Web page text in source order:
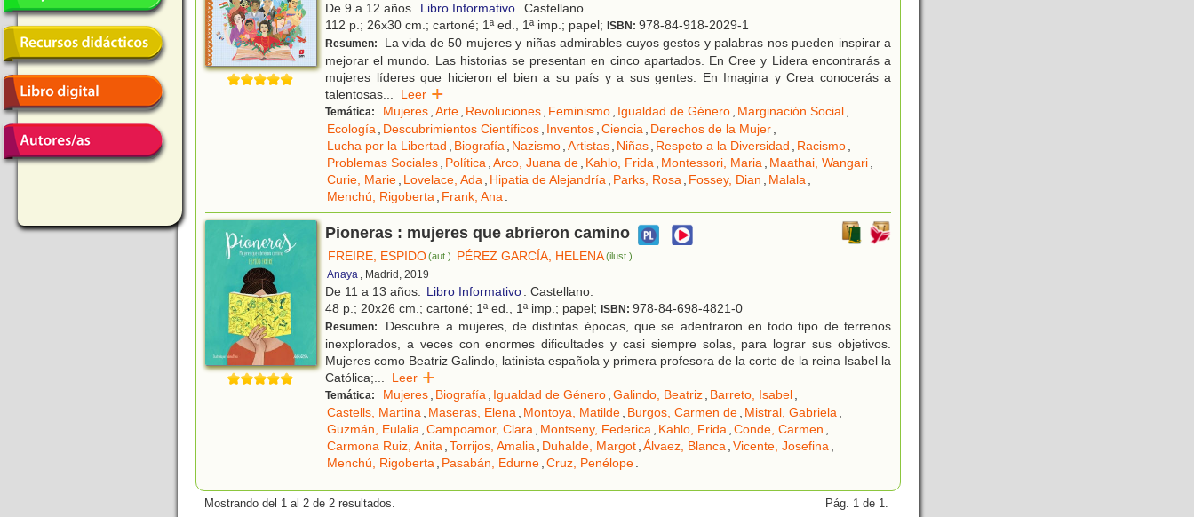
De 9 a 12 años. Libro Informativo. Castellano.
112 p.; 26x30 cm.; cartoné; 1ª ed., 1ª imp.; papel; ISBN: 978-84-918-2029-1
Resumen:
La vida de 50 mujeres y niñas admirables cuyos gestos y palabras nos pueden inspirar a
mejorar el mundo. Las historias se presentan en cinco apartados. En Cree y Lidera encontrarás a
mujeres líderes que hicieron el bien a su país y a sus gentes. En Imagina y Crea conocerás a
talentosas... Leer
Temática: Mujeres,Arte, Revoluciones, Feminismo, Igualdad de Género, Marginación Social,
Ecología, Descubrimientos Científicos, Inventos,Ciencia, Derechos de la Mujer,
Lucha por la Libertad , Biografía, Nazismo,Artistas, Niñas, Respeto a la Diversidad , Racismo,
Problemas Sociales, Política,Arco, Juana de, Kahlo, Frida, Montessori, Maria, Maathai, Wangari,
Curie, Marie, Lovelace, Ada, Hipatia de Alejandría, Parks, Rosa, Fossey, Dian , Malala,
Menchú, Rigoberta, Frank, Ana.
Pioneras : mujeres que abrieron camino
FREIRE, ESPIDO(aut.) PÉREZ GARCÍA, HELENA(ilust.)
Anaya , Madrid, 2019
De 11 a 13 años. Libro Informativo. Castellano.
48 p.; 20x26 cm.; cartoné; 1ª ed., 1ª imp.; papel; ISBN: 978-84-698-4821-0
Resumen:
Descubre a mujeres, de distintas épocas, que se adentraron en todo tipo de terrenos
inexplorados, a veces con enormes dificultades y casi siempre solas, para lograr sus objetivos.
Mujeres como Beatriz Galindo, latinista española y primera profesora de la corte de la reina Isabel la
Católica;... Leer
Temática: Mujeres, Biografía, Igualdad de Género,Galindo, Beatriz, Barreto, Isabel,
Castells, Martina, Maseras, Elena, Montoya, Matilde, Burgos, Carmen de, Mistral, Gabriela,
Guzmán, Eulalia,Campoamor, Clara, Montseny, Federica, Kahlo, Frida,Conde, Carmen ,
Carmona Ruiz, Anita,Torrijos, Amalia, Duhalde, Margot,Álvaez, Blanca,Vicente, Josefina,
Menchú, Rigoberta, Pasabán, Edurne,Cruz, Penélope.
Mostrando del 1 al 2 de 2 resultados. Pág. 1 de 1.